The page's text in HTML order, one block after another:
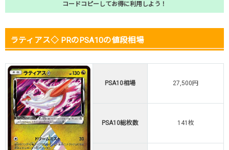
コードコピーしてお得に利用しよう！
ラティアス◇ PRのPSA10の値段相場
PSA10相場 27,500円
PSA10総枚数 141枚